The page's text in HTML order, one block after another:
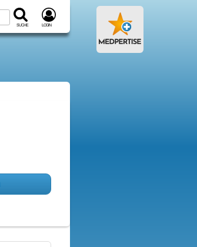
Suche Login